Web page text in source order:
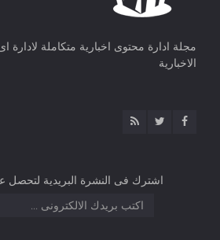
مجلة ادارة محتوى اخبارية متكاملة لادارة
الاخبارية
اشترك فى النشرة البريدية لتحصل